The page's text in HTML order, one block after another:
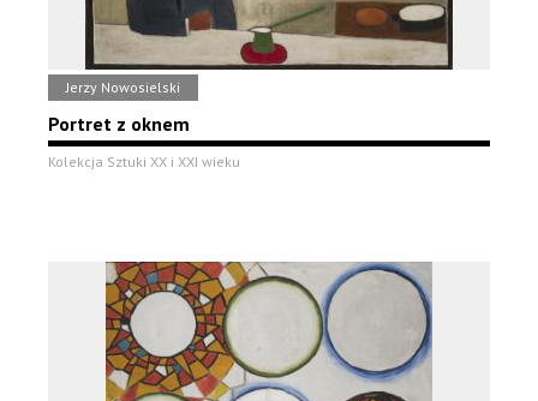
Jerzy Nowosielski
Portret z oknem
Kolekcja Sztuki XX i XXI wieku